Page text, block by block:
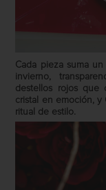
Cada pieza suma
invierno,
destellos rojos que
cristal en emoción, y
ritual de estilo.